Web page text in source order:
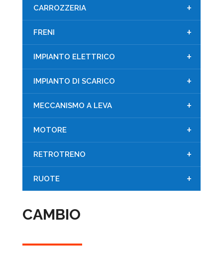
+
CARROZZERIA
+
FRENI
+
IMPIANTO ELETTRICO
+
IMPIANTO DI SCARICO
+
MECCANISMO A LEVA
+
MOTORE
+
RETROTRENO
+
RUOTE
CAMBIO